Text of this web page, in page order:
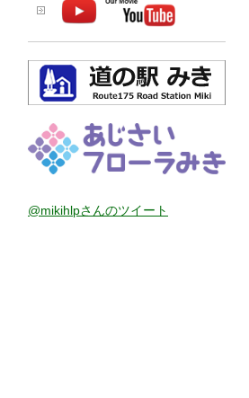
@mikihlpさんのツイート